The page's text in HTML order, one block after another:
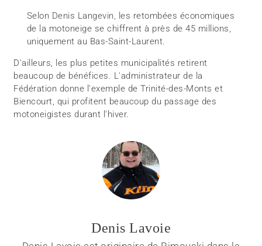
Selon Denis Langevin, les retombées économiques
de la motoneige se chiffrent à près de 45 millions,
uniquement au Bas-Saint-Laurent.
D'ailleurs, les plus petites municipalités retirent
beaucoup de bénéfices. L'administrateur de la
Fédération donne l'exemple de Trinité-des-Monts et
Biencourt, qui profitent beaucoup du passage des
motoneigistes durant l'hiver.
Denis Lavoie